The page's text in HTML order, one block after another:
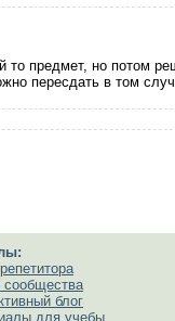
то предмет, но потом
пересдать в том
блог
для учебы